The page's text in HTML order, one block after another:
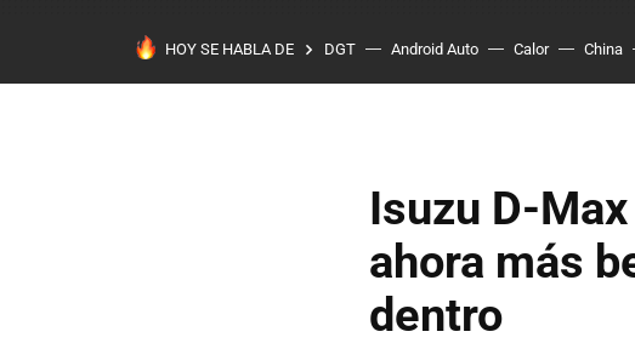
HOY SE HABLA DE DGT Android Auto Calor China
Isuzu D-
ahora más
dentro